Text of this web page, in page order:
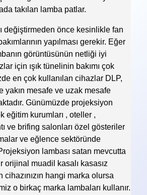
takılan lamba patlar.
değiştirmeden önce kesinlikle fan
yapılması gerekir. Eğer
görüntüsünün netliği iyi
için ışık tünelinin bakımı çok
en çok kullanılan cihazlar DLP,
yakın mesafe ve uzak mesafe
Günümüzde projeksiyon
eğitim kurumları , oteller ,
ve brifing salonları özel gösteriler
ve eğlence sektöründe
lambası satan mevcutta
orijinal muadil kasalı kasasız
hangi marka olursa
o birkaç marka lambaları kullanır.